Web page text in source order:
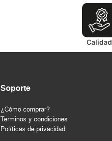
Calidad
Soporte
¿Cómo comprar?
Terminos y condiciones
Políticas de privacidad